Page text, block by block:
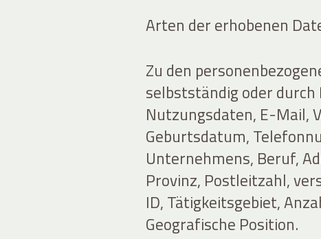
Arten der erhobenen
Zu den
selbstständig oder
Nutzungsdaten, E-Mail,
Geburtsdatum,
Unternehmens, Beruf,
Provinz, Postleitzahl,
ID, Tätigkeitsgebiet,
Geografische Position.